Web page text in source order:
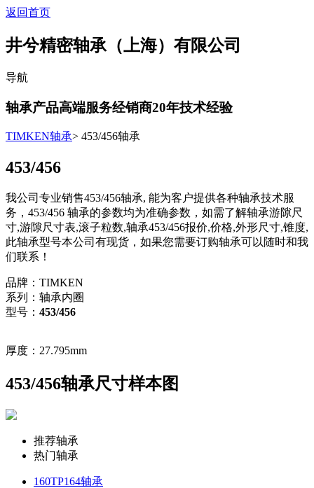
返回首页
井兮精密轴承（上海）有限公司
导航
轴承产品高端服务经销商20年技术经验
TIMKEN轴承> 453/456轴承
453/456
我公司专业销售453/456轴承, 能为客户提供各种轴承技术服
务，453/456 轴承的参数均为准确参数，如需了解轴承游隙尺
寸,游隙尺寸表,滚子粒数,轴承453/456报价,价格,外形尺寸,锥度,
此轴承型号本公司有现货，如果您需要订购轴承可以随时和我
们联系！
品牌：TIMKEN
系列：轴承内圈
型号： 453/456
厚度：27.795mm
453/456轴承尺寸样本图
推荐轴承
热门轴承
160TP164轴承